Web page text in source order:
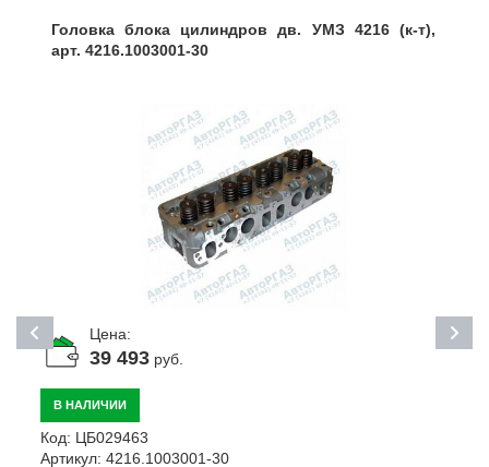
Головка блока цилиндров дв. УМЗ 4216 (к-т),
арт. 4216.1003001-30
Цена:
39 493руб.
В НАЛИЧИИ
Код: ЦБ029463
Артикул: 4216.1003001-30